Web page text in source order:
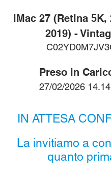
iMac 27 (Retina 5K,
2019) -
Preso in
27/02/2026
IN ATTESA
La invitiamo a
quanto